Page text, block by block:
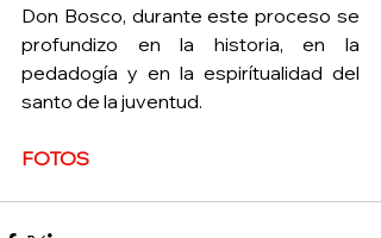
Don Bosco, durante este proceso se
profundizo en la historia, en la
pedadogía y en la espirítualidad del
santo de la juventud.
FOTOS